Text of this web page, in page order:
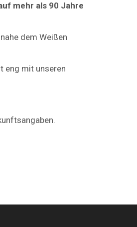
mehr als 90 Jahre
dem Weißen
eng mit unseren